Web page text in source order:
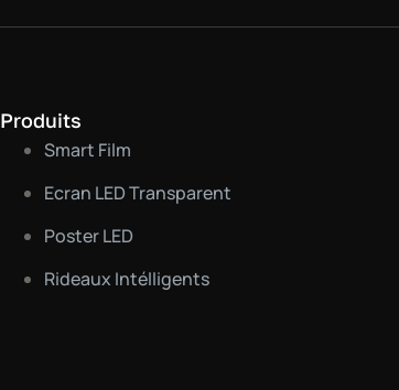
Produits
Smart Film
Ecran LED Transparent
Poster LED
Rideaux Intélligents